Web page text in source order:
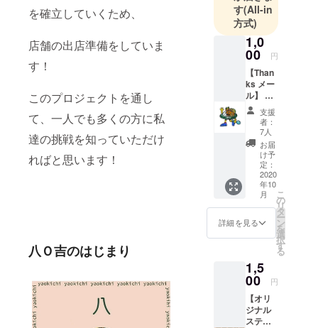
を確立していくため、
店舗の出店準備をしていま
す！
このプロジェクトを通し
て、一人でも多くの方に私
達の挑戦を知っていただけ
ればと思います！
八Ｏ吉のはじまり
らのみ仕入
れたこだわ
りの新鮮野
菜を生かし
たカレー屋
をはじめま
した！！！
す(All-in
方式)
1,0
00 円
【Than
ks メー
ル】 八
Ｏ吉ス
タッフ
一同よ
り、感
謝のお
気持ち
をメー
ルにて
送らさ
せてい
ただき
ます。
※ご支援
く際に
「上乗
せ支
援」を
するこ
とがで
支援
者：
7人
お届
け予
定：
2020
年10
月
詳細を見る
こ
の
リ
タ
ー
ン
を
選
択
す
る
1,5
00 円
【オリ
ジナル
ステッ